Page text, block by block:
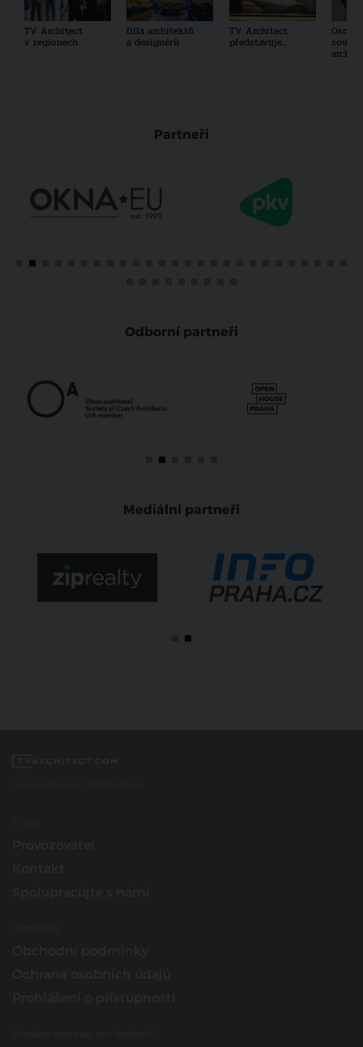
TV Architect
v regionech
Díla architektů
a designérů
TV Architect
představuje...
Partneři
Odborní partneři
Mediální partneři